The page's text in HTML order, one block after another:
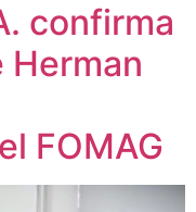
confirma
Herman
FOMAG